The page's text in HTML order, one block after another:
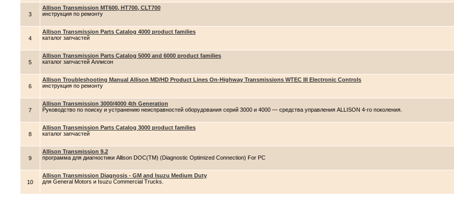
3
Allison Transmission MT600, HT700, CLT700
инструкция по ремонту
4
Allison Transmission Parts Catalog 4000 product families
каталог запчастей
5
Allison Transmission Parts Catalog 5000 and 6000 product families
каталог запчастей Аллисон
6
Allison Troubleshooting Manual Allison MD/HD Product Lines On-Highway Transmissions WTEC III Electronic Controls
инструкция по ремонту
7
Allison Transmission 3000/4000 4th Generation
Руководство по поиску и устранению неисправностей оборудования серий 3000 и 4000 — средства управления ALLISON 4-го поколения.
8
Allison Transmission Parts Catalog 3000 product families
каталог запчастей
9
Allison Transmission 9.2
программа для диагностики Allison DOC(TM) (Diagnostic Optimized Connection) For PC
10
Allison Transmission Diagnosis - GM and Isuzu Medium Duty
для General Motors и Isuzu Commercial Trucks.